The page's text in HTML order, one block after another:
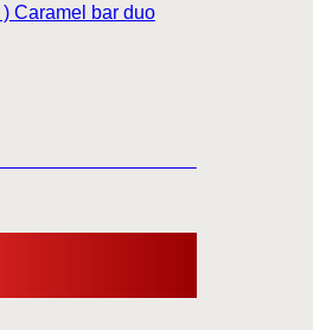
Caramel bar duo